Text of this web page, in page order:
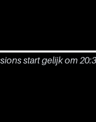
start gelijk om